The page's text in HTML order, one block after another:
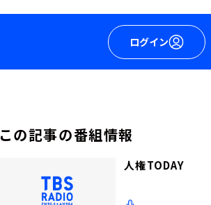
ログイン
この記事の番組情報
人権TODAY